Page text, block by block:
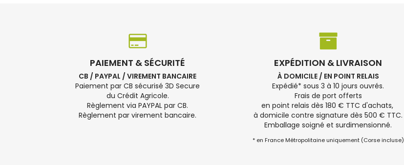
PAIEMENT & SÉCURITÉ
CB / PAYPAL / VIREMENT BANCAIRE
Paiement par CB sécurisé 3D Secure
du Crédit Agricole.
Règlement via PAYPAL par CB.
Règlement par virement bancaire.
EXPÉDITION & LIVRAISON
À DOMICILE / EN POINT RELAIS
Expédié* sous 3 à 10 jours ouvrés.
Frais de port offerts
en point relais dès 180 € TTC d'achats,
à domicile contre signature dès 500 € TTC.
Emballage soigné et surdimensionné.
* en France Métropolitaine uniquement (Corse incluse)